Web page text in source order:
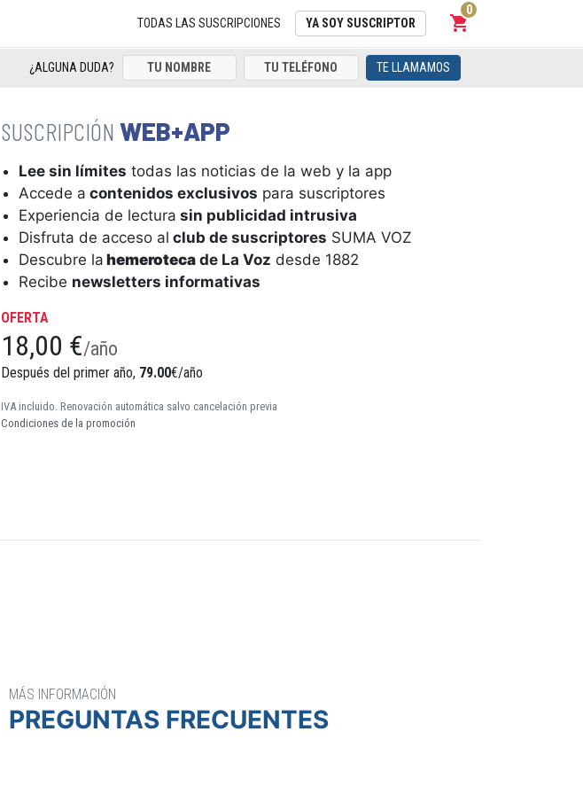
TODAS LAS SUSCRIPCIONES YA SOY SUSCRIPTOR shopping_cart
Carrito
0
¿ALGUNA DUDA? TE LLAMAMOS
WEB+APP
Lee sin límites todas las noticias de la web y la app
Accede a contenidos exclusivos para suscriptores
Experiencia de lectura sin publicidad intrusiva
Disfruta de acceso al club de suscriptores SUMA VOZ
Descubre la hemeroteca de La Voz desde 1882
Recibe newsletters informativas
OFERTA
18,00 €/año
Después del primer año, 79.00€/año
IVA incluido. Renovación automática salvo cancelación previa
Condiciones de la promoción
MÁS INFORMACIÓN
PREGUNTAS FRECUENTES